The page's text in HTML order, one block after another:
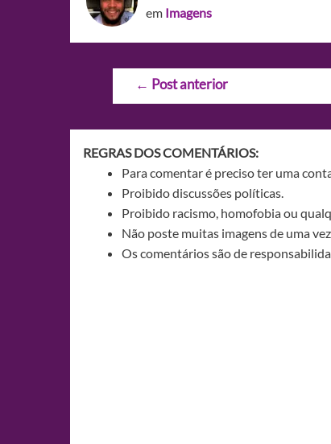
em Imagens
Navegação
← Post anterior
REGRAS DOS COMENTÁRIOS:
Para comentar é preciso ter uma
Proibido discussões políticas.
Proibido racismo, homofobia ou
Não poste muitas imagens de uma
Os comentários são de